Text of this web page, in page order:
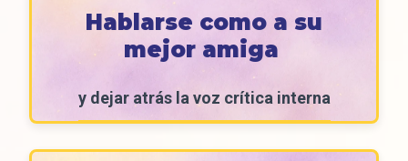
Hablarse como a su
mejor amiga
y dejar atrás la voz crítica interna